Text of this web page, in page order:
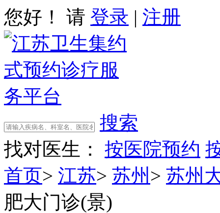
您好！ 请 登录 | 注册
搜索
找对医生：
按医院预约
首页> 江苏> 苏州 > 苏州
肥大门诊(景)